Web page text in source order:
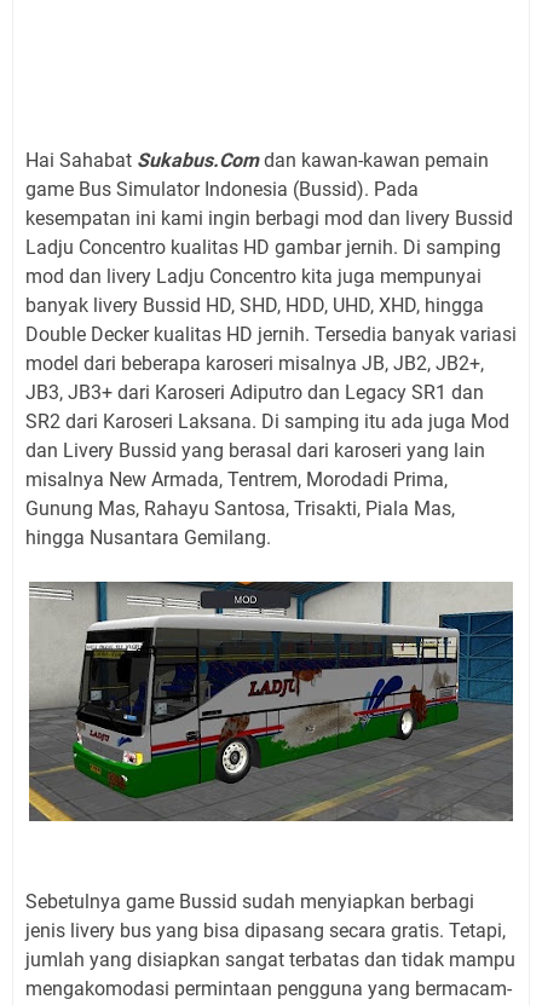
Hai Sahabat Sukabus.Comdan kawan-kawan pemain
game Bus Simulator Indonesia (Bussid). Pada
kesempatan ini kami ingin berbagi mod dan livery Bussid
Ladju Concentro kualitas HD gambar jernih. Di samping
mod dan livery Ladju Concentro kita juga mempunyai
banyak livery Bussid HD, SHD, HDD, UHD, XHD, hingga
Double Decker kualitas HD jernih. Tersedia banyak variasi
model dari beberapa karoseri misalnya JB, JB2, JB2+,
JB3, JB3+ dari Karoseri Adiputro dan Legacy SR1 dan
SR2 dari Karoseri Laksana. Di samping itu ada juga Mod
dan Livery Bussid yang berasal dari karoseri yang lain
misalnya New Armada, Tentrem, Morodadi Prima,
Gunung Mas, Rahayu Santosa, Trisakti, Piala Mas,
hingga Nusantara Gemilang.
Sebetulnya game Bussid sudah menyiapkan berbagi
jenis livery bus yang bisa dipasang secara gratis. Tetapi,
jumlah yang disiapkan sangat terbatas dan tidak mampu
mengakomodasi permintaan pengguna yang bermacam-